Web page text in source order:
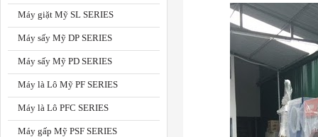
Máy giặt Mỹ SL SERIES
Máy sấy Mỹ DP SERIES
Máy sấy Mỹ PD SERIES
Máy là Lô Mỹ PF SERIES
Máy là Lô PFC SERIES
Máy gấp Mỹ PSF SERIES